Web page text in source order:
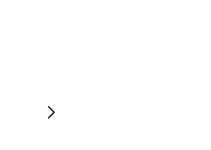
Hyundai ix35 (2014)